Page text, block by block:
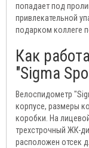
попадает под
привлекательной
подарком коллеге
Как
"Sigma
Велоспидометр
корпусе, размеры
коробки. На
трехстрочный ЖК-
расположен отсек